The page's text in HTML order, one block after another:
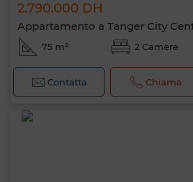
2.790.000 DH
Appartamento a Tanger City
75 m² 2 Camere
Contatta Chiama